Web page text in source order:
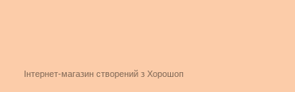
Інтернет-магазин створений з Хорошоп